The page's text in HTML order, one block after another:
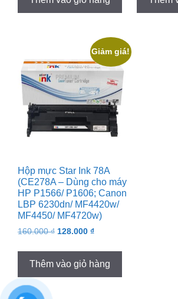
239.000 ₫.169.000 ₫.
Giảm giá!
Hộp mực Star Ink 78A
(CE278A – Dùng cho máy
HP P1566/ P1606; Canon
LBP 6230dn/ MF4420w/
MF4450/ MF4720w)
160.000₫ Original
160.000 ₫.
128.000 ₫Current
128.000 ₫.
Thêm vào giỏ hàng